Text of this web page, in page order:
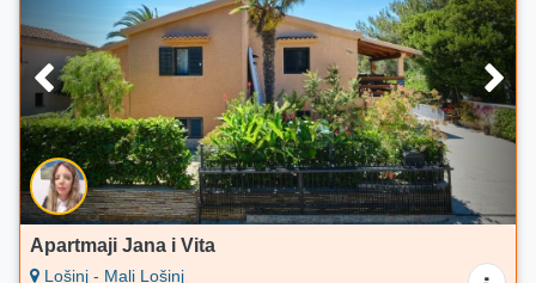
Apartmaji Jana i Vita
Lošinj - Mali Lošinj